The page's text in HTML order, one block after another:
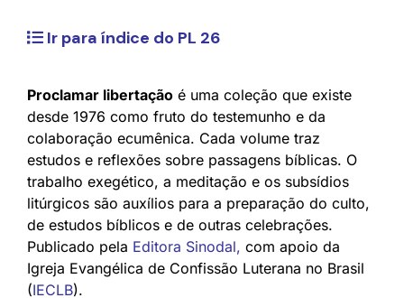
Ir para índice do PL 26
Proclamar libertação é uma coleção que existe
desde 1976 como fruto do testemunho e da
colaboração ecumênica. Cada volume traz
estudos e reflexões sobre passagens bíblicas. O
trabalho exegético, a meditação e os subsídios
litúrgicos são auxílios para a preparação do culto,
de estudos bíblicos e de outras celebrações.
Publicado pela Editora Sinodal, com apoio da
Igreja Evangélica de Confissão Luterana no Brasil
(IECLB).